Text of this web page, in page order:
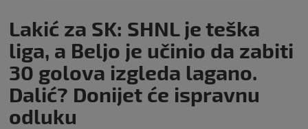
Lakić za SK: SHNL je teška
liga, a Beljo je učinio da zabiti
30 golova izgleda lagano.
Dalić? Donijet će ispravnu
odluku